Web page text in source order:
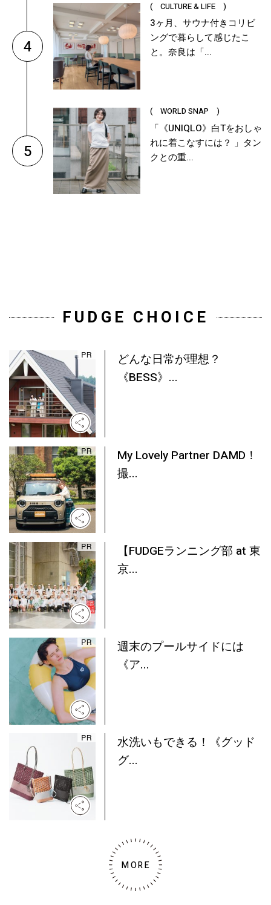
4
( CULTURE & LIFE )
3ヶ月、サウナ付きコリビ
ングで暮らして感じたこ
と。奈良は「...
5
( WORLD SNAP )
「《UNIQLO》白Tをおしゃ
れに着こなすには？ 」タン
クとの重...
FUDGE CHOICE
どんな日常が理想？
《BESS》...
My Lovely Partner DAMD！
撮...
【FUDGEランニング部 at 東
京...
週末のプールサイドには
《ア...
水洗いもできる！《グッド
グ...
MORE